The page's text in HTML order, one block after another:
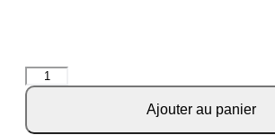
Ajouter au panier